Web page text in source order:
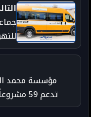
مؤسسة محمد
تدعم 59
برنامج